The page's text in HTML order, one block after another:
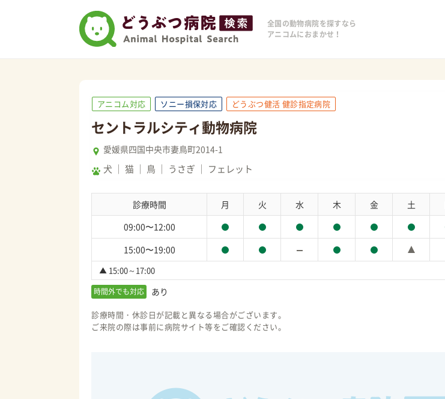
全国の動物病院を探すなら
アニコムにおまかせ！
アニコム対応 ソニー損保対応 どうぶつ健活 健診指定病院
セントラルシティ動物病院
愛媛県四国中央市妻鳥町2014-1
犬 猫 鳥 うさぎ フェレット
診療時間 月 火 水 木 金 土
09:00〜12:00
15:00〜19:00
▲ 15:00～17:00
時間外でも対応 あり
診療時間・休診日が記載と異なる場合がございます。
ご来院の際は事前に病院サイト等をご確認ください。